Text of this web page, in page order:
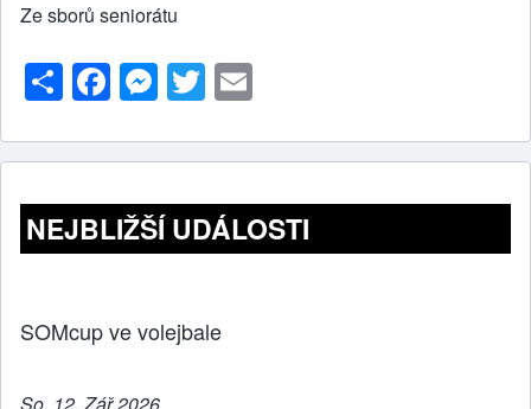
Ze sborů seniorátu
S
h
ar
e
F
a
c
e
b
o
k
M
e
ss
e
n
g
T
wi
tt
er
ail
NEJBLIŽŠÍ UDÁLOSTI
SOMcup ve volejbale